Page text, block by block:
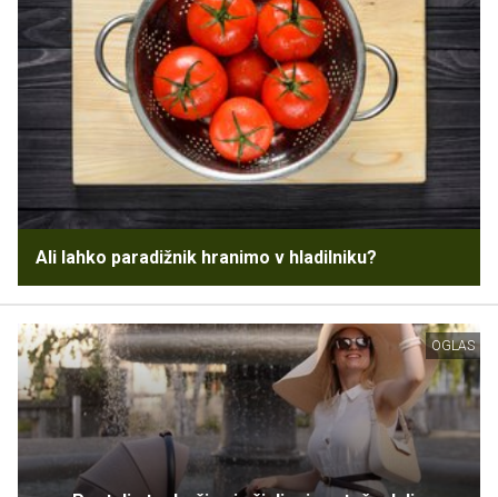
Ali lahko paradižnik hranimo v hladilniku?
OGLAS